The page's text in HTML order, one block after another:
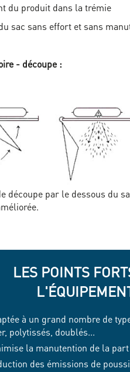
du produit dans la trémie
sac sans effort et sans
- découpe :
découpe par le dessous du
LES POINTS
à un grand nombre de
polytissés, doublés...
la manutention de la
des émissions de